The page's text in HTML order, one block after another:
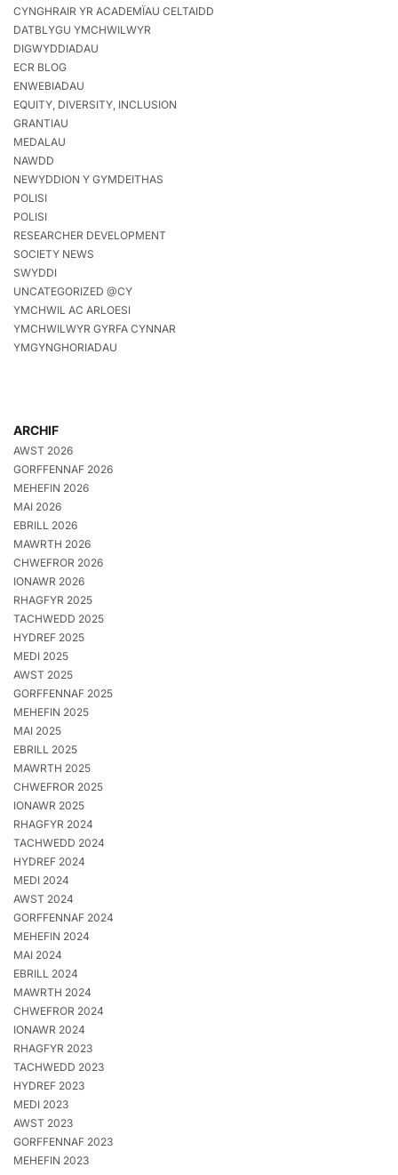
CYNGHRAIR YR ACADEMÏAU CELTAIDD
DATBLYGU YMCHWILWYR
DIGWYDDIADAU
ECR BLOG
ENWEBIADAU
EQUITY, DIVERSITY, INCLUSION
GRANTIAU
MEDALAU
NAWDD
NEWYDDION Y GYMDEITHAS
POLISI
POLISI
RESEARCHER DEVELOPMENT
SOCIETY NEWS
SWYDDI
UNCATEGORIZED @CY
YMCHWIL AC ARLOESI
YMCHWILWYR GYRFA CYNNAR
YMGYNGHORIADAU
ARCHIF
AWST 2026
GORFFENNAF 2026
MEHEFIN 2026
MAI 2026
EBRILL 2026
MAWRTH 2026
CHWEFROR 2026
IONAWR 2026
RHAGFYR 2025
TACHWEDD 2025
HYDREF 2025
MEDI 2025
AWST 2025
GORFFENNAF 2025
MEHEFIN 2025
MAI 2025
EBRILL 2025
MAWRTH 2025
CHWEFROR 2025
IONAWR 2025
RHAGFYR 2024
TACHWEDD 2024
HYDREF 2024
MEDI 2024
AWST 2024
GORFFENNAF 2024
MEHEFIN 2024
MAI 2024
EBRILL 2024
MAWRTH 2024
CHWEFROR 2024
IONAWR 2024
RHAGFYR 2023
TACHWEDD 2023
HYDREF 2023
MEDI 2023
AWST 2023
GORFFENNAF 2023
MEHEFIN 2023